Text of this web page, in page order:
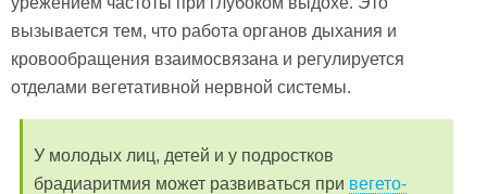
вызывается тем, что работа органов дыхания и
кровообращения взаимосвязана и регулируется
отделами вегетативной нервной системы.
У молодых лиц, детей и у подростков
брадиаритмия может развиваться при вегето-